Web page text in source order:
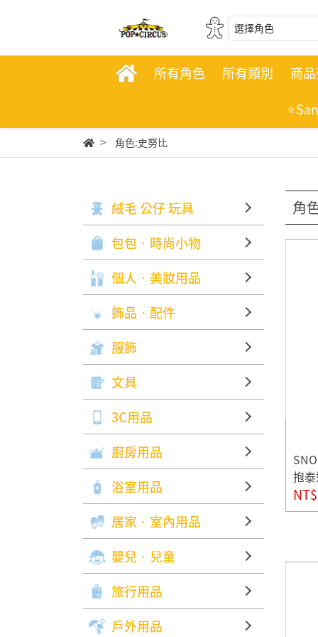
選擇角色
所有角色 所有類別 商
角色:史努比
絨毛 公仔 玩具
包包‧時尚小物
個人‧美妝用品
飾品‧配件
服飾
文具
3C用品
廚房用品
浴室用品
居家‧室內用品
嬰兒‧兒童
旅行用品
戶外用品
角
抱